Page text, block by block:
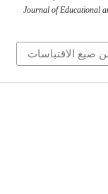
Journal of Educational
صيغ الاقتباسات